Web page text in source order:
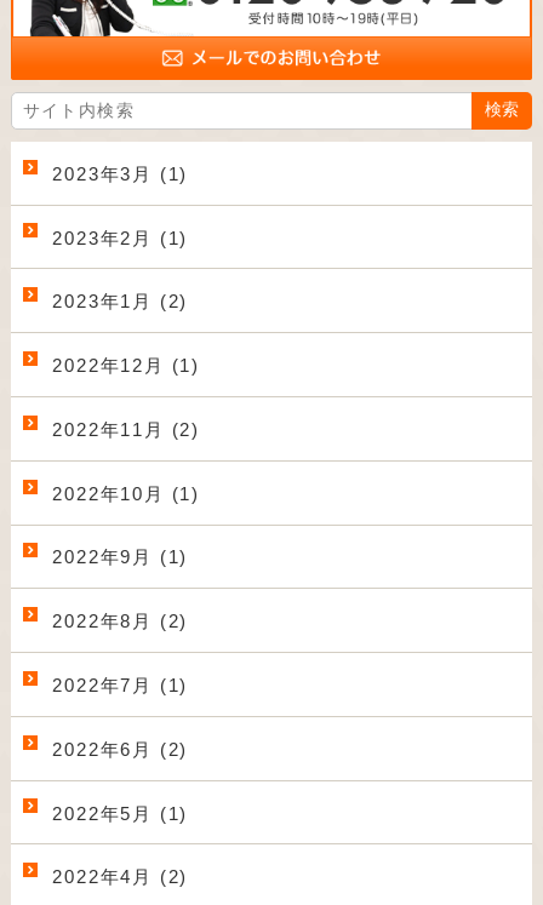
2023年3月 (1)
2023年2月 (1)
2023年1月 (2)
2022年12月 (1)
2022年11月 (2)
2022年10月 (1)
2022年9月 (1)
2022年8月 (2)
2022年7月 (1)
2022年6月 (2)
2022年5月 (1)
2022年4月 (2)